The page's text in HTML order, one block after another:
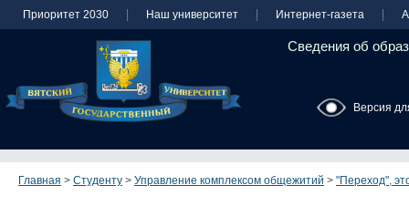
Приоритет 2030 Наш университет Интернет-газета
Сведения об
Версия
Главная > Студенту > Управление комплексом общежитий > "Переход",